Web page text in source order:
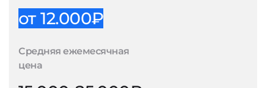
от 12.000₽
Средняя ежемесячная
цена